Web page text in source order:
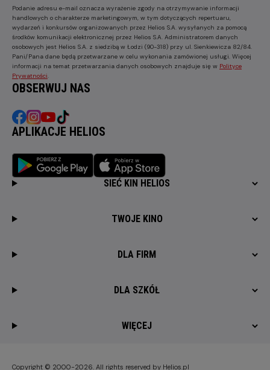
Podanie adresu e-mail oznacza wyrażenie zgody na otrzymywanie informacji
handlowych o charakterze marketingowym, w tym dotyczących repertuaru,
wydarzeń i konkursów organizowanych przez Helios S.A. wysyłanych za pomocą
środków komunikacji elektronicznej przez Helios S.A. Administratorem danych
osobowych jest Helios S.A. z siedzibą w Łodzi (90-318) przy ul. Sienkiewicza 82/84.
Pani/Pana dane będą przetwarzane w celu wykonania zamówionej usługi. Więcej
informacji na temat przetwarzania danych osobowych znajduje się w Polityce
Prywatności.
OBSERWUJ NAS
APLIKACJE HELIOS
SIEĆ KIN HELIOS
TWOJE KINO
DLA FIRM
DLA SZKÓŁ
WIĘCEJ
Copyright © 2000-2026. All rights reserved by Helios.pl